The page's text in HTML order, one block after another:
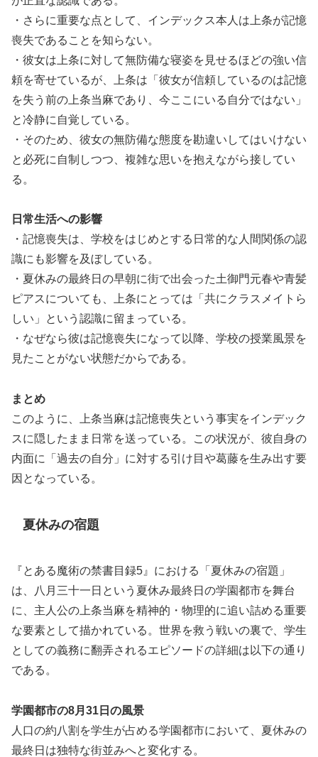
・さらに重要な点として、インデックス本人は上条が記憶
喪失であることを知らない。
・彼女は上条に対して無防備な寝姿を見せるほどの強い信
頼を寄せているが、上条は「彼女が信頼しているのは記憶
を失う前の上条当麻であり、今ここにいる自分ではない」
と冷静に自覚している。
・そのため、彼女の無防備な態度を勘違いしてはいけない
と必死に自制しつつ、複雑な思いを抱えながら接してい
る。
日常生活への影響
・記憶喪失は、学校をはじめとする日常的な人間関係の認
識にも影響を及ぼしている。
・夏休みの最終日の早朝に街で出会った土御門元春や青髪
ピアスについても、上条にとっては「共にクラスメイトら
しい」という認識に留まっている。
・なぜなら彼は記憶喪失になって以降、学校の授業風景を
見たことがない状態だからである。
まとめ
このように、上条当麻は記憶喪失という事実をインデック
スに隠したまま日常を送っている。この状況が、彼自身の
内面に「過去の自分」に対する引け目や葛藤を生み出す要
因となっている。
夏休みの宿題
『とある魔術の禁書目録5』における「夏休みの宿題」
は、八月三十一日という夏休み最終日の学園都市を舞台
に、主人公の上条当麻を精神的・物理的に追い詰める重要
な要素として描かれている。世界を救う戦いの裏で、学生
としての義務に翻弄されるエピソードの詳細は以下の通り
である。
学園都市の8月31日の風景
人口の約八割を学生が占める学園都市において、夏休みの
最終日は独特な街並みへと変化する。